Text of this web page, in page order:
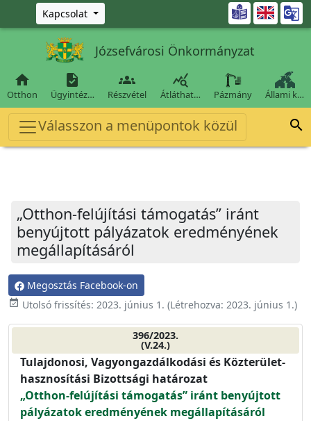
Ugrás a fő tartalomra
Kapcsolat 
Józsefvárosi Önkormányzat

Otthon

Ügyintéz…

Részvétel

Átláthat… Pázmány Állami k…
Válasszon a menüpontok közül 
„Otthon-felújítási támogatás” iránt
benyújtott pályázatok eredményének
megállapításáról
Megosztás Facebook-on
event_available Utolsó frissítés: 2023. június 1. (Létrehozva: 2023. június 1.)
396/2023.
(V.24.)
Tulajdonosi, Vagyongazdálkodási és Közterület-
hasznosítási Bizottsági határozat
„Otthon-felújítási támogatás” iránt benyújtott
pályázatok eredményének megállapításáról